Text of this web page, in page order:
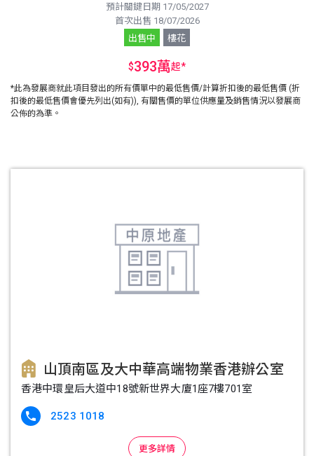
預計關鍵日期 17/05/2027
首次出售 18/07/2026
出售中
樓花
$393萬起*
*此為發展商就此項目發出的所有價單中的最低售價/計算折扣後的最低售價 (折
扣後的最低售價會優先列出(如有)), 有關售價的單位供應量及銷售情況以發展商
公佈的為準。
山頂南區及大中華高端物業香港辦公室
香港中環皇后大道中18號新世界大廈1座7樓701室
 2523 1018
更多詳情